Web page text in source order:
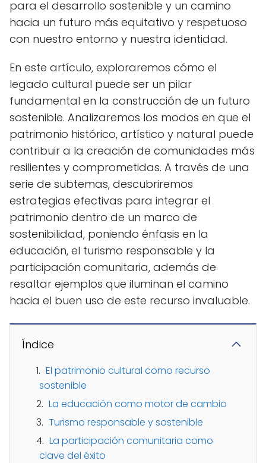
para el desarrollo sostenible y un camino
hacia un futuro más equitativo y respetuoso
con nuestro entorno y nuestra identidad.
En este artículo, exploraremos cómo el
legado cultural puede ser un pilar
fundamental en la construcción de un futuro
sostenible. Analizaremos los modos en que el
patrimonio histórico, artístico y natural puede
contribuir a la creación de comunidades más
resilientes y comprometidas. A través de una
serie de subtemas, descubriremos
estrategias efectivas para integrar el
patrimonio dentro de un marco de
sostenibilidad, poniendo énfasis en la
educación, el turismo responsable y la
participación comunitaria, además de
resaltar ejemplos que iluminan el camino
hacia el buen uso de este recurso invaluable.
Índice
El patrimonio cultural como recurso
sostenible
La educación como motor de cambio
Turismo responsable y sostenible
La participación comunitaria como
clave del éxito